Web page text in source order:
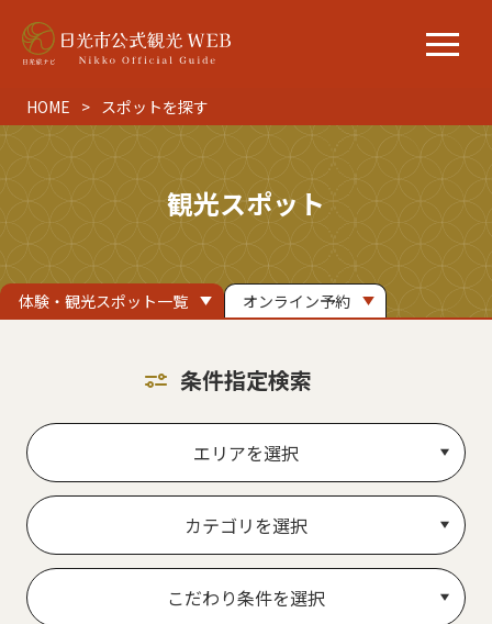
HOME スポットを探す
観光スポット
体験・観光スポット一覧 オンライン予約
条件指定検索
エリアを選択
カテゴリを選択
こだわり条件を選択